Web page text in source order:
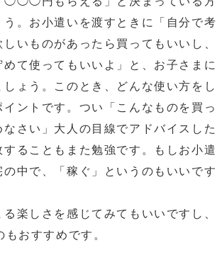
。お小遣いを渡すときに「自分で考
いものがあったら買ってもいいし、
て使ってもいいよ」と、お子さまに
ょう。このとき、どんな使い方をし
ントです。つい「こんなものを買っ
さい」大人の目線でアドバイスした
ることもまた勉強です。もしお小遣
中で、「稼ぐ」というのもいいです
楽しさを感じてみてもいいですし、
おすすめです。